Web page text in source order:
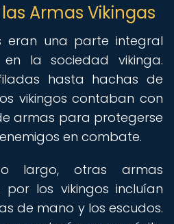
Armas Vikingas
eran una parte integral
la sociedad vikinga.
hasta hachas de
vikingos contaban con
armas para protegerse
en combate.
largo, otras armas
por los vikingos incluían
de mano y los escudos.